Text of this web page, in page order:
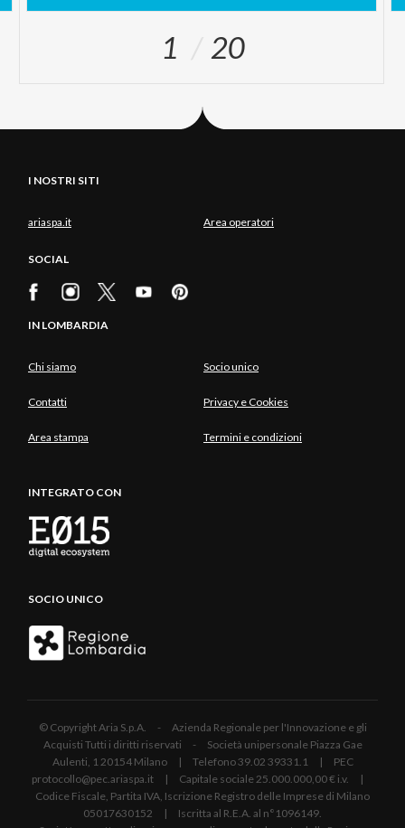
1 20
I NOSTRI SITI
ariaspa.it Area operatori
SOCIAL
IN LOMBARDIA
Chi siamo Socio unico
Contatti Privacy e Cookies
Area stampa Termini e condizioni
INTEGRATO CON
SOCIO UNICO
© Copyright Aria S.p.A. - Azienda Regionale per l'Innovazione e gli
Acquisti Tutti i diritti riservati - Società unipersonale Piazza Gae
Aulenti, 1 20154 Milano | Telefono 39.02 39331.1 | PEC
protocollo@pec.ariaspa.it | Capitale sociale 25.000.000,00 € i.v. |
Codice Fiscale, Partita IVA, Iscrizione Registro delle Imprese di Milano
05017630152 | Iscritta al R.E.A. al n°1096149.